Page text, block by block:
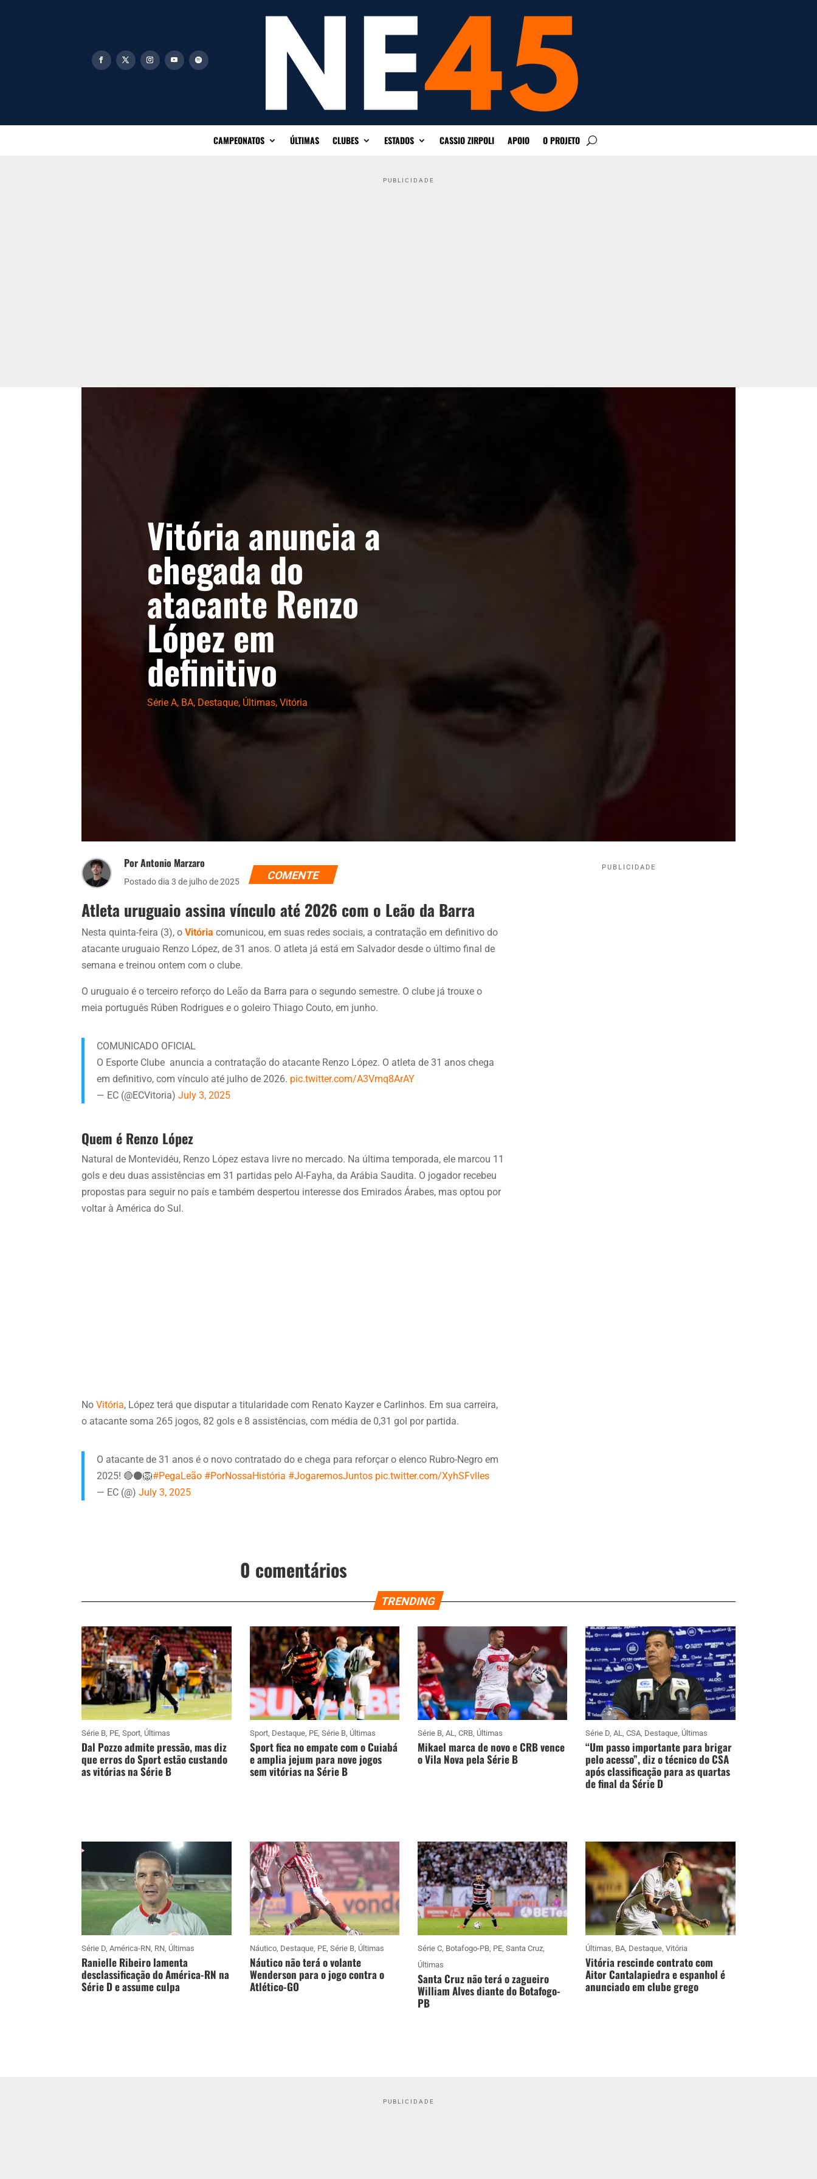
CAMPEONATOS ÚLTIMAS CLUBES ESTADOS CASSIO ZIRPOLI APOIO O PROJETO
PUBLICIDADE
Vitória anuncia a
chegada do
atacante Renzo
López em
definitivo
Série A, BA, Destaque, Últimas, Vitória
Por Antonio Marzaro
Postado dia 3 de julho de 2025 COMENTE
Atleta uruguaio assina vínculo até 2026 com o Leão da Barra
Nesta quinta-feira (3), oVitóriacomunicou, em suas redes sociais, a contratação em definitivo do
atacante uruguaio Renzo López, de 31 anos. O atleta já está em Salvador desde o último final de
semana e treinou ontem com o clube.
O uruguaio é o terceiro reforço do Leão da Barra para o segundo semestre. O clube já trouxe o
meia português Rúben Rodrigues e o goleiro Thiago Couto, em junho.
COMUNICADO OFICIAL
O Esporte Clube anuncia a contratação do atacante Renzo López. O atleta de 31 anos chega
em definitivo, com vínculo até julho de 2026. pic.twitter.com/A3Vmq8ArAY
— EC (@ECVitoria)July 3, 2025
Quem é Renzo López
Natural de Montevidéu, Renzo López estava livre no mercado. Na última temporada, ele marcou 11
gols e deu duas assistências em 31 partidas pelo Al-Fayha, da Arábia Saudita. O jogador recebeu
propostas para seguir no país e também despertou interesse dos Emirados Árabes, mas optou por
voltar à América do Sul.
NoVitória, López terá que disputar a titularidade com Renato Kayzer e Carlinhos. Em sua carreira,
o atacante soma 265 jogos, 82 gols e 8 assistências, com média de 0,31 gol por partida.
O atacante de 31 anos é o novo contratado do e chega para reforçar o elenco Rubro-Negro em
2025! 🔴⚫🦁#PegaLeão #PorNossaHistória #JogaremosJuntos pic.twitter.com/XyhSFvlIes
— EC (@)July 3, 2025
0 comentários
PUBLICIDADE
TRENDING
Série B PE ,Sport Últimas
Dal Pozzo admite pressão, mas diz
que erros do Sport estão custando
as vitórias na Série B
Sport, Destaque, PE, Série B, Últimas
Sport fica no empate com o Cuiabá
e amplia jejum para nove jogos
sem vitórias na Série B
Série B AL CRB Últimas
Mikael marca de novo e CRB vence
o Vila Nova pela Série B
Série D ,AL ,CSA Destaque Últimas
“Um passo importante para brigar
pelo acesso”, diz o técnico do CSA
após classificação para as quartas
de final da Série D
Série D ,América-RN RN Últimas
Ranielle Ribeiro lamenta
desclassificação do América-RN na
Série D e assume culpa
Náutico, Destaque, PE, Série B, Últimas
Náutico não terá o volante
Wenderson para o jogo contra o
Atlético-GO
Série C Botafogo-PB PE Santa Cruz
Últimas
Santa Cruz não terá o zagueiro
William Alves diante do Botafogo-
PB
Últimas BA Destaque ,Vitória
Vitória rescinde contrato com
Aitor Cantalapiedra e espanhol é
anunciado em clube grego
PUBLICIDADE